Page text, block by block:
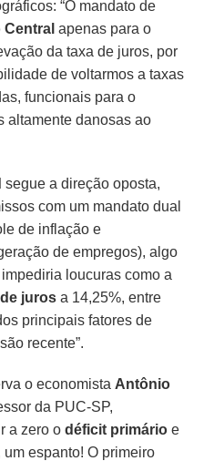
“O mandato de
Central apenas para o
da taxa de juros, por
de voltarmos a taxas
funcionais para o
altamente danosas ao
segue a direção oposta,
com um mandato dual
de inflação e
de empregos), algo
loucuras como a
juros a 14,25%, entre
principais fatores de
recente”.
o economista Antônio
da PUC-SP,
a zero odéficit primário e
um espanto! O primeiro